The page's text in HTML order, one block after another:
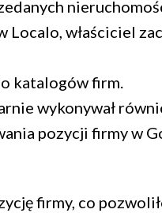
właściciel
katalogów firm.
wykonywał
pozycji firmy w
firmy, co